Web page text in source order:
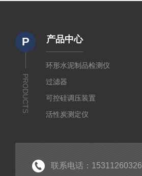
P
PRODUCTS
产品中心
环形水泥制品检测仪
过滤器
可控硅调压装置
活性炭测定仪
联系电话：15311260326